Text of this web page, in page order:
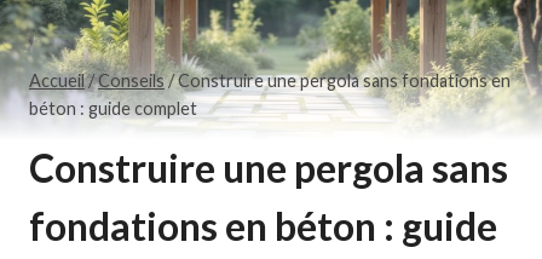
Accueil/Conseils/Construire une pergola sans fondations en
béton : guide complet
Construire une pergola sans
fondations en béton : guide